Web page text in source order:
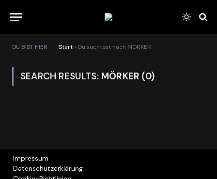
DU BIST HIER: Start » Du suchtest nach MÖRKER
SEARCH RESULTS: MÖRKER (0)
Impressum
Datenschutzerklärung